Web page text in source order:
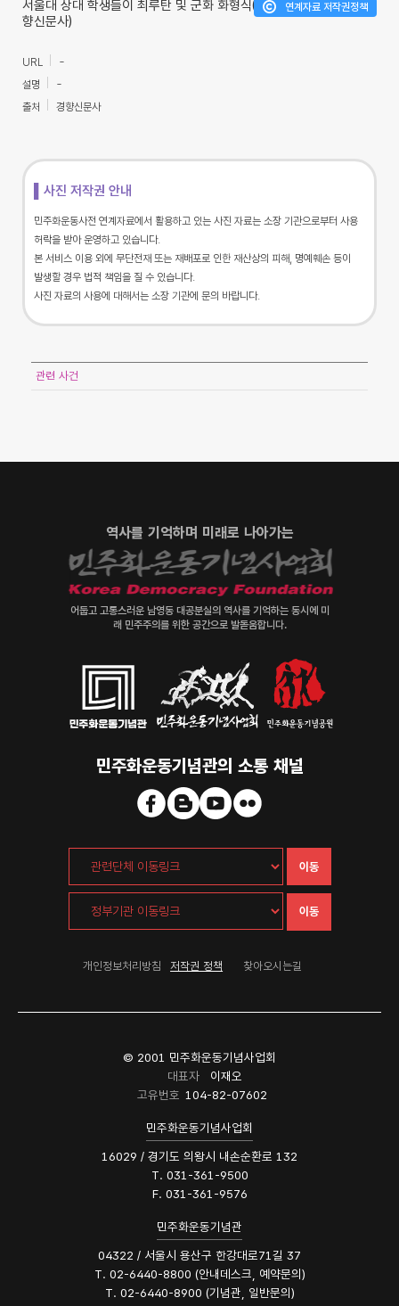
서울대 상대 학생들이 최루탄 및 군화 화형식(경
향신문사)
연계자료 저작권정책
URL
-
설명
-
출처
경향신문사
▌사진 저작권 안내
민주화운동사전 연계자료에서 활용하고 있는 사진 자료는 소장 기관으로부터 사용
허락을 받아 운영하고 있습니다.
본 서비스 이용 외에 무단전재 또는 재배포로 인한 재산상의 피해, 명예훼손 등이
발생할 경우 법적 책임을 질 수 있습니다.
사진 자료의 사용에 대해서는 소장 기관에 문의 바랍니다.
관련 사건
역사를 기억하며 미래로 나아가는
어둡고 고통스러운 남영동 대공분실의 역사를 기억하는 동시에 미
래 민주주의를 위한 공간으로 발돋움합니다.
민주화운동기념관의 소통 채널
이동
이동
개인정보처리방침 저작권 정책 찾아오시는길
© 2001 민주화운동기념사업회
대표자
이재오
고유번호 104-82-07602
민주화운동기념사업회
16029 / 경기도 의왕시 내손순환로 132
T. 031-361-9500
F. 031-361-9576
민주화운동기념관
04322 / 서울시 용산구 한강대로71길 37
T. 02-6440-8800 (안내데스크, 예약문의)
T. 02-6440-8900 (기념관, 일반문의)